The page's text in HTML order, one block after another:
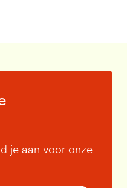
je aan voor onze